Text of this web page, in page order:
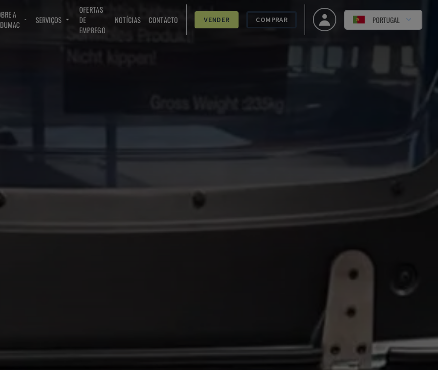
A
SERVIÇOS
OFERTAS
DE
EMPREGO
NOTÍCIAS CONTACTO VENDER COMPRAR PORTUGAL